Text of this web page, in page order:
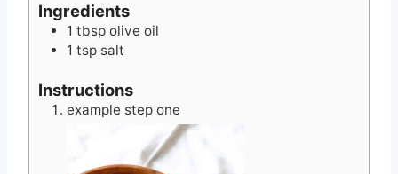
s
Ingredients
1 tbsp olive oil
1 tsp salt
Instructions
example step one